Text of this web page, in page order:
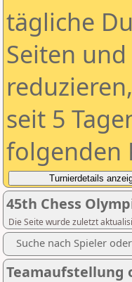
tägliche
Seiten
seit 5
folgenden
45th Chess
Die Seite wurde zuletzt
Suche nach Spieler
Teamaufstellung